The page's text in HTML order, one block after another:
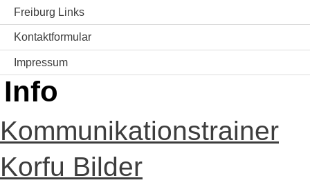
Freiburg Links
Kontaktformular
Impressum
Info
Kommunikationstrainer
Korfu Bilder